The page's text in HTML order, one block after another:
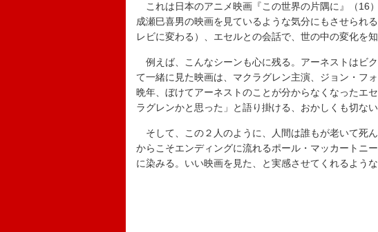
これは日本のアニメ映画『この世界の片隅に』（16
成瀬巳喜男の映画を見ているような気分にもさせられ
レビに変わる）、エセルとの会話で、世の中の変化を
例えば、こんなシーンも心に残る。アーネストはビ
て一緒に見た映画は、マクラグレン主演、ジョン・フ
晩年、ぼけてアーネストのことが分からなくなったエ
ラグレンかと思った」と語り掛ける、おかしくも切な
そして、この２人のように、人間は誰もが老いて死
からこそエンディングに流れるポール・マッカートニ
に染みる。いい映画を見た、と実感させてくれるよう